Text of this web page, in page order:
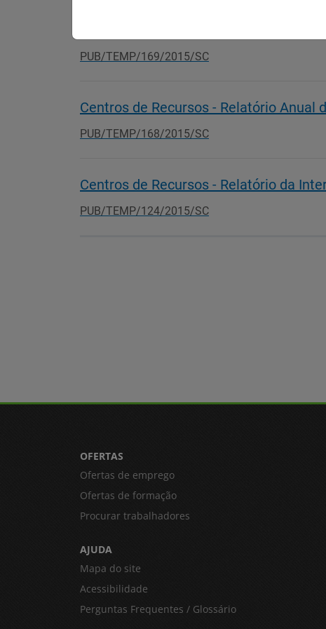
PUB/TEMP/169/2015/SC
Centros de Recursos - Relatório Anual
PUB/TEMP/168/2015/SC
Centros de Recursos - Relatório da
PUB/TEMP/124/2015/SC
OFERTAS
Ofertas de emprego
Ofertas de formação
Procurar trabalhadores
AJUDA
Mapa do site
Acessibilidade
Perguntas Frequentes / Glossário